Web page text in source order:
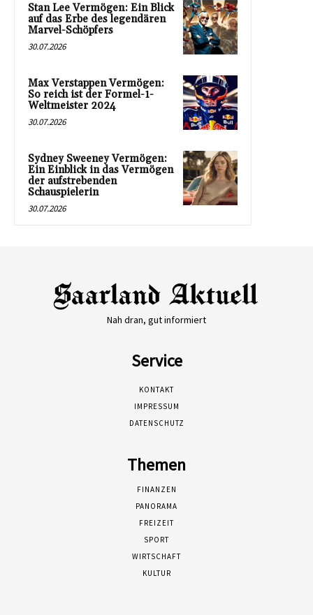
Stan Lee Vermögen: Ein Blick
auf das Erbe des legendären
Marvel-Schöpfers
30.07.2026
Max Verstappen Vermögen:
So reich ist der Formel-1-
Weltmeister 2024
30.07.2026
Sydney Sweeney Vermögen:
Ein Einblick in das Vermögen
der aufstrebenden
Schauspielerin
30.07.2026
Nah dran, gut informiert
Service
KONTAKT
IMPRESSUM
DATENSCHUTZ
Themen
FINANZEN
PANORAMA
FREIZEIT
SPORT
WIRTSCHAFT
KULTUR